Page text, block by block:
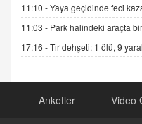
AV.
Kira
Arabulucuya
CAN
Değişen
11:10 -Yaya geçidinde feci
11:03 - Park halindeki araçta
17:16 -Tır dehşeti: 1 ölü, 9
Anketler Video